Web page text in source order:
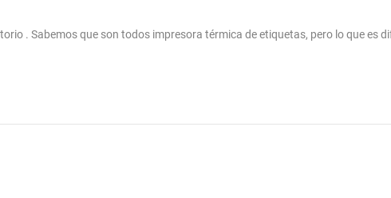
. Sabemos que son todos impresora térmica de etiquetas, pero lo que es